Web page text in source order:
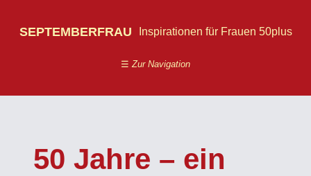
SEPTEMBERFRAU Inspirationen für Frauen 50plus
☰ Zur Navigation
50 Jahre – ein